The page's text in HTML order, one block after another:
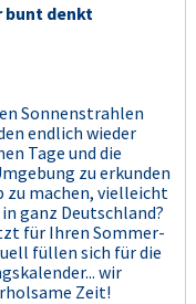
bunt denkt
Sonnenstrahlen
endlich wieder
Tage und die
zu erkunden
zu machen, vielleicht
ganz Deutschland?
für Ihren Sommer-
füllen sich für die
wir
Zeit!